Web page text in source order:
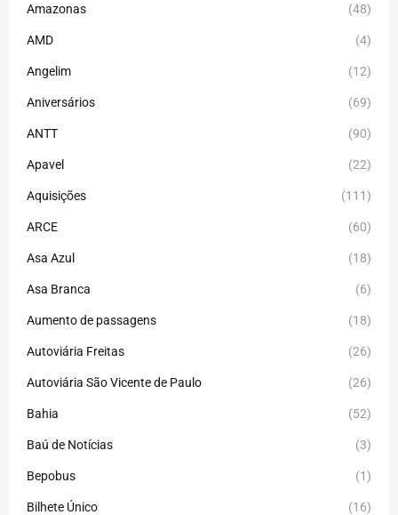
Amazonas (48)
AMD (4)
Angelim (12)
Aniversários (69)
ANTT (90)
Apavel (22)
Aquisições (111)
ARCE (60)
Asa Azul (18)
Asa Branca (6)
Aumento de passagens (18)
Autoviária Freitas (26)
Autoviária São Vicente de Paulo (26)
Bahia (52)
Baú de Notícias (3)
Bepobus (1)
Bilhete Único (16)